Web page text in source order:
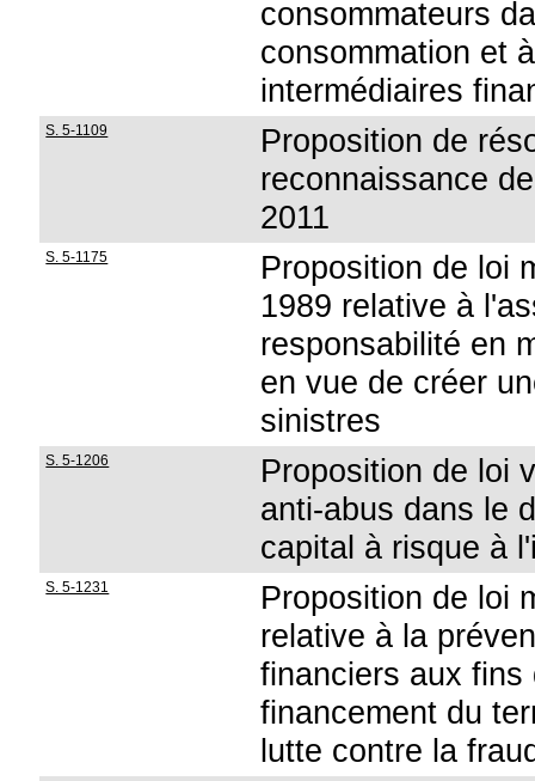
consommateurs
consommation et
intermédiaires
S. 5-1109
Proposition de
reconnaissance
2011
S. 5-1175
Proposition de loi
1989 relative à
responsabilité en
en vue de créer
sinistres
S. 5-1206
Proposition de loi
anti-abus dans le
capital à risque à
S. 5-1231
Proposition de loi
relative à la
financiers aux
financement du
lutte contre la